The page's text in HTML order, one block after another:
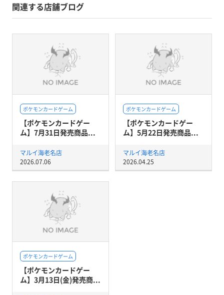
関連する店舗ブログ
ポケモンカードゲーム
【ポケモンカードゲー
ム】7月31日発売商品...
マルイ海老名店
2026.07.06
ポケモンカードゲーム
【ポケモンカードゲー
ム】5月22日発売商品...
マルイ海老名店
2026.04.25
ポケモンカードゲーム
【ポケモンカードゲー
ム】3月13日(金)発売商...